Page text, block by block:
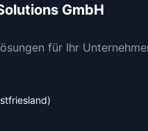
GmbH
für Ihr